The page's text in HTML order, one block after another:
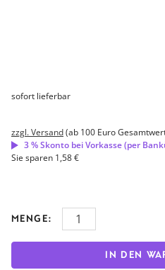
sofort lieferbar
zzgl. Versand(ab 100 Euro
3 % Skonto bei Vorkasse (per
Sie sparen 1,58 €
MENGE:
IN DEN